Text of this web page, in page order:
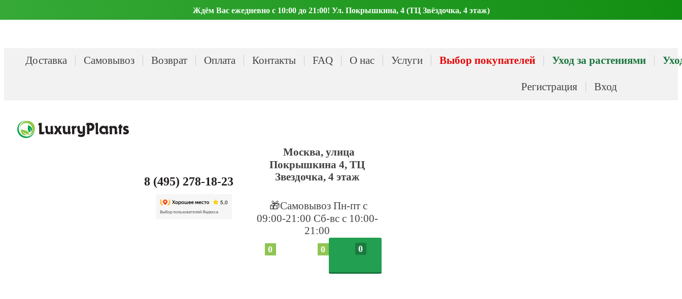
Ждём Вас ежедневно с 10:00 до 21:00! Ул. Покрышкина, 4 (ТЦ Звёздочка, 4 этаж)
Доставка Самовывоз Возврат Оплата Контакты FAQ О нас Услуги Выбор покупателей Уход за растениями
Регистрация Вход
8 (495) 278-18-23
Москва, улица
Покрышкина 4, ТЦ
Звездочка, 4 этаж
🎁Самовывоз Пн-пт с
09:00-21:00 Сб-вс с 10:00-
21:00
0
0 0